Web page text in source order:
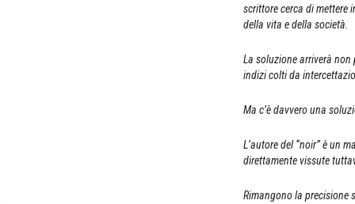
scrittore cerca di mettere
della vita e della società.
La soluzione arriverà non
indizi colti da
Ma c’è davvero una
L’autore del “noir” è un
direttamente vissute
Rimangono la precisione